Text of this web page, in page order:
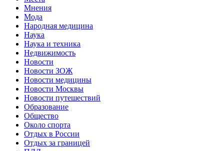
Мнения
Мода
Народная медицина
Наука
Наука и техника
Недвижимость
Новости
Новости ЗОЖ
Новости медицины
Новости Москвы
Новости путешествий
Образование
Общество
Около спорта
Отдых в России
Отдых за границей